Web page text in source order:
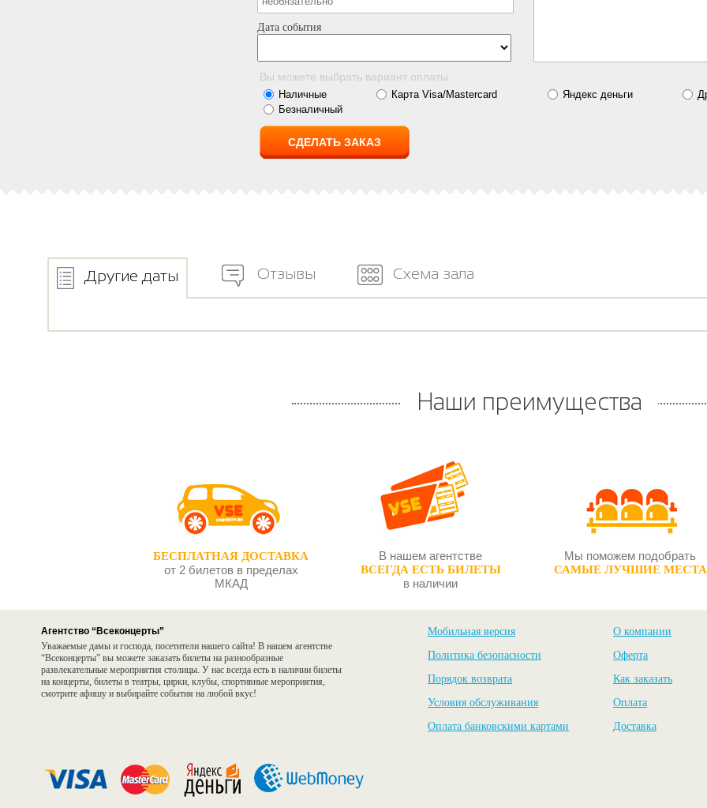
Дата события
Вы можете выбрать вариант оплаты
Наличные Карта Visa/Mastercard Яндекс деньги
Безналичный
Другие даты Отзывы Схема зала
Наши преимущества
БЕСПЛАТНАЯ ДОСТАВКА
от 2 билетов в пределах
МКАД
В нашем агентстве
ВСЕГДА ЕСТЬ БИЛЕТЫ
в наличии
Мы поможем подобрать
САМЫЕ ЛУЧШИЕ МЕСТА
Агентство “Всеконцерты”
Уважаемые дамы и господа, посетители нашего сайта! В нашем агентстве
“Всеконцерты” вы можете заказать билеты на разнообразные
развлекательные мероприятия столицы. У нас всегда есть в наличии билеты
на концерты, билеты в театры, цирки, клубы, спортивные мероприятия,
смотрите афишу и выбирайте события на любой вкус!
Мобильная версия
Политика безопасности
Порядок возврата
Условия обслуживания
Оплата банковскими картами
О компании
Оферта
Как заказать
Оплата
Доставка